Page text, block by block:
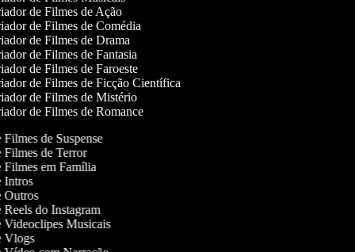
de Filmes de Ação
de Filmes de Comédia
de Filmes de Drama
de Filmes de Fantasia
de Filmes de Faroeste
de Filmes de Ficção Científica
de Filmes de Mistério
de Filmes de Romance
Filmes de Suspense
Filmes de Terror
Filmes em Família
Intros
Outros
Reels do Instagram
Videoclipes Musicais
Vlogs